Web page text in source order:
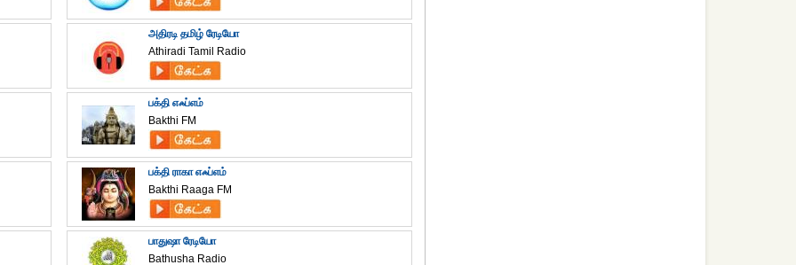
அதிரடி தமிழ் ரேடியோ
Athiradi Tamil Radio
பக்தி எஃப்எம்
Bakthi FM
பக்தி ராகா எஃப்எம்
Bakthi Raaga FM
பாதுஷா ரேடியோ
Bathusha Radio